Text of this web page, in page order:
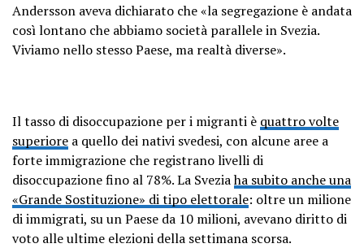
Andersson aveva dichiarato che «la segregazione è andata
così lontano che abbiamo società parallele in Svezia.
Viviamo nello stesso Paese, ma realtà diverse».
Il tasso di disoccupazione per i migranti è quattro volte
superiore a quello dei nativi svedesi, con alcune aree a
forte immigrazione che registrano livelli di
disoccupazione fino al 78%. La Sveziaha subito anche una
«Grande Sostituzione» di tipo elettorale: oltre un milione
di immigrati, su un Paese da 10 milioni, avevano diritto di
voto alle ultime elezioni della settimana scorsa.